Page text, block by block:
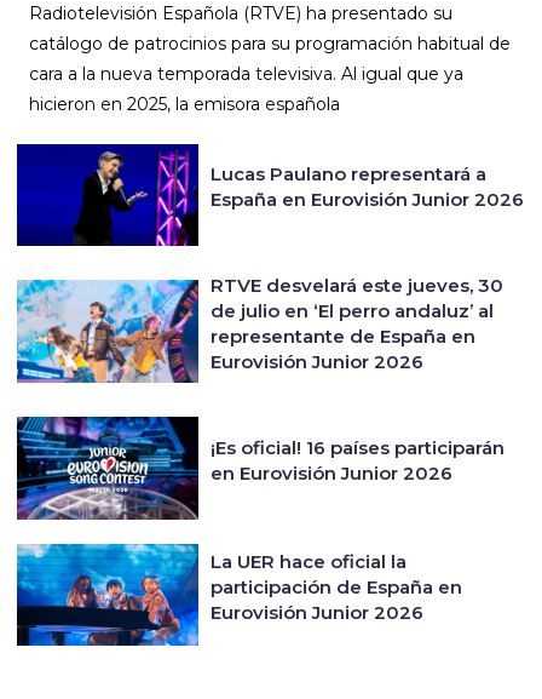
Radiotelevisión Española (RTVE) ha presentado su
catálogo de patrocinios para su programación habitual de
cara a la nueva temporada televisiva. Al igual que ya
hicieron en 2025, la emisora española
Lucas Paulano representará a
España en Eurovisión Junior 2026
RTVE desvelará este jueves, 30
de julio en ‘El perro andaluz’ al
representante de España en
Eurovisión Junior 2026
¡Es oficial! 16 países participarán
en Eurovisión Junior 2026
La UER hace oficial la
participación de España en
Eurovisión Junior 2026